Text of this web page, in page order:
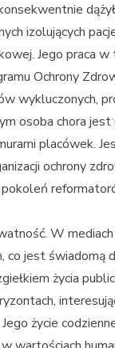
izolujących
Jego praca w
Ochrony
wykluczonych,
osoba chora jest
placówek.
ochrony
W
co jest świadomą
życia
życie